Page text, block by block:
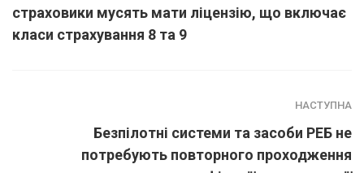
страховики мусять мати ліцензію, що включає
класи страхування 8 та 9
НАСТУПНА
Безпілотні системи та засоби РЕБ не
потребують повторного проходження